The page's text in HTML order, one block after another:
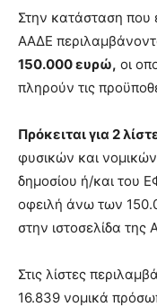
xxx
lyons
teaches
you
meaning
of
pain.
pornhun
hd
Στην κατάσταση που
ΑΑΔΕ
150.000 ευρώ, οι
πληρούν τις
Πρόκειται για 2
φυσικών και
δημοσίου ή/και του
οφειλή άνω των
στην ιστοσελίδα της
Στις λίστες
16.839 νομικά